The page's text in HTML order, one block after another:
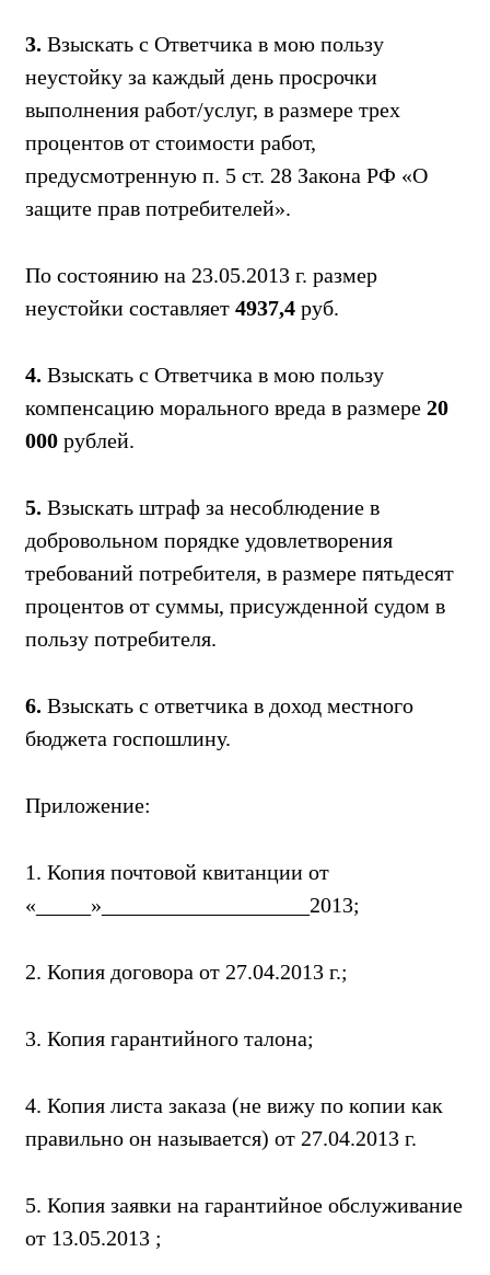
3. Взыскать с Ответчика в мою пользу
неустойку за каждый день просрочки
выполнения работ/услуг, в размере трех
процентов от стоимости работ,
предусмотренную п. 5 ст. 28 Закона РФ «О
защите прав потребителей».
По состоянию на 23.05.2013 г. размер
неустойки составляет 4937,4 руб.
4. Взыскать с Ответчика в мою пользу
компенсацию морального вреда в размере 20
000 рублей.
5. Взыскать штраф за несоблюдение в
добровольном порядке удовлетворения
требований потребителя, в размере пятьдесят
процентов от суммы, присужденной судом в
пользу потребителя.
6. Взыскать с ответчика в доход местного
бюджета госпошлину.
Приложение:
1. Копия почтовой квитанции от
«_____»___________________2013;
2. Копия договора от 27.04.2013 г.;
3. Копия гарантийного талона;
4. Копия листа заказа (не вижу по копии как
правильно он называется) от 27.04.2013 г.
5. Копия заявки на гарантийное обслуживание
от 13.05.2013 ;